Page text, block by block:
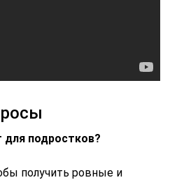
подростков?
получить ровные и